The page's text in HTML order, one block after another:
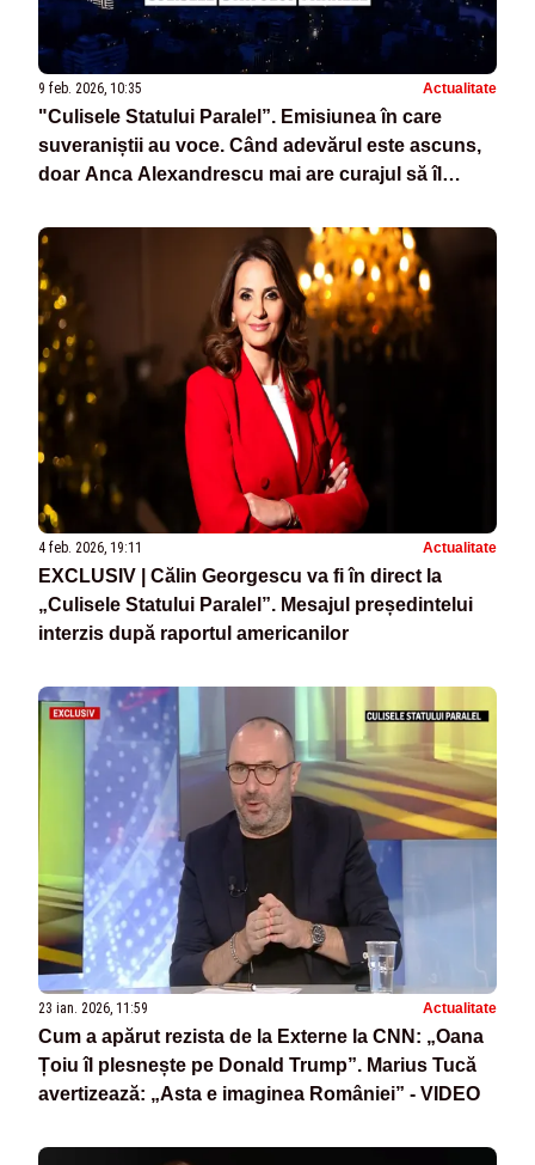
9 feb. 2026, 10:35 Actualitate
"Culisele Statului Paralel”. Emisiunea în care
suveraniștii au voce. Când adevărul este ascuns,
doar Anca Alexandrescu mai are curajul să îl
4 feb. 2026, 19:11 Actualitate
EXCLUSIV | Călin Georgescu va fi în direct la
„Culisele Statului Paralel”. Mesajul președintelui
interzis după raportul americanilor
23 ian. 2026, 11:59 Actualitate
Cum a apărut rezista de la Externe la CNN: „Oana
Țoiu îl plesnește pe Donald Trump”. Marius Tucă
avertizează: „Asta e imaginea României” - VIDEO